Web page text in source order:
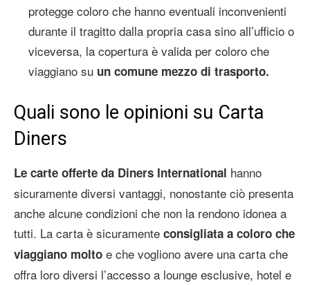
protegge coloro che hanno eventuali inconvenienti
durante il tragitto dalla propria casa sino all’ufficio o
viceversa, la copertura è valida per coloro che
viaggiano su un comune mezzo di trasporto.
Quali sono le opinioni su Carta
Diners
Le carte offerte da Diners International hanno
sicuramente diversi vantaggi, nonostante ciò presenta
anche alcune condizioni che non la rendono idonea a
tutti. La carta è sicuramente consigliata a coloro che
viaggiano molto e che vogliono avere una carta che
offra loro diversi l’accesso a lounge esclusive, hotel e